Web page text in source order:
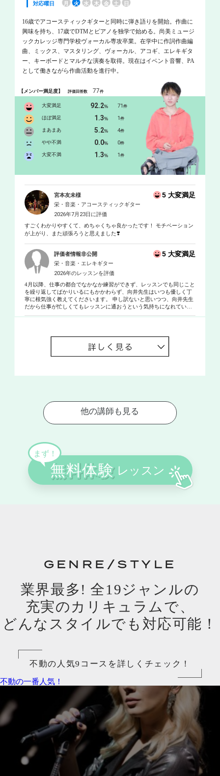
対応曜日
月 火 水 木 金 土 日
16歳でアコースティックギターと同時に弾き語りを開始。作曲に
興味を持ち、17歳でDTMとピアノを独学で始める。尚美ミュージ
ックカレッジ専門学校ヴォーカル専攻卒業。在学中に作詞作曲編
曲、ミックス、マスタリング、ヴォーカル、アコギ、エレキギタ
ー、キーボードとマルチな演奏を取得。現在はイベント音響、PA
として働きながら作曲活動を進行中。
【メンバー満足度】評価回答数 77件
大変満足 92.2% 71件
ほぼ満足 1.3% 1件
まあまあ 5.2% 4件
やや不満 0.0% 0件
大変不満 1.3% 1件
宮本友未様 5 大変満足
栄・音楽・アコースティックギター
2026年7月23日に評価
すごくわかりやすくて、めちゃくちゃ良かったです！ モチベーション
が上がり、また頑張ろうと思えました❣️
評価者情報非公開 5 大変満足
栄・音楽・エレキギター
2026年のレッスンを評価
4月以降、仕事の都合でなかなか練習ができず、レッスンでも同じこと
を繰り返してばかりいるにもかかわらず、向井先生はいつも優しく丁
寧に根気強く教えてくださいます。 申し訳ないと思いつつ、向井先生
だから仕事が忙しくてもレッスンに通おうという気持ちになれている
GENRE/STYLE
業界最多! 全19ジャンルの
充実のカリキュラムで、
どんなスタイルでも対応可能！
不動の人気9コースを詳しくチェック！
不動の一番人気！